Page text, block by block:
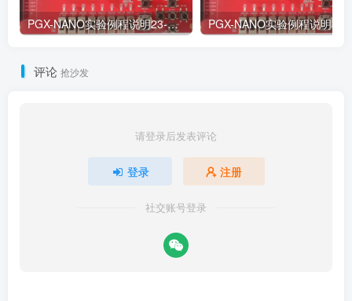
PGX-NANO实验例程说明23-HC_SR04超声波模块实验
评论 抢沙发
请登录后发表评论
登录 注册
社交账号登录